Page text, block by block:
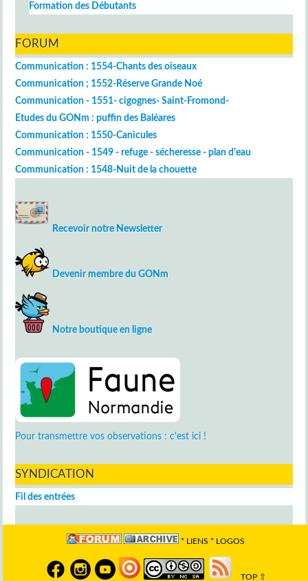
Formation des Débutants
FORUM
Communication : 1554-Chants des oiseaux
Communication ; 1552-Réserve Grande Noé
Communication - 1551- cigognes- Saint-Fromond-
Etudes du GONm : puffin des Baléares
Communication : 1550-Canicules
Communication - 1549 - refuge - sécheresse - plan d'eau
Communication : 1548-Nuit de la chouette
Recevoir notre Newsletter
Devenir membre du GONm
Notre boutique en ligne
Pour transmettre vos observations : c'est ici !
SYNDICATION
Fil des entrées
* LIENS * LOGOS
TOP ⇧